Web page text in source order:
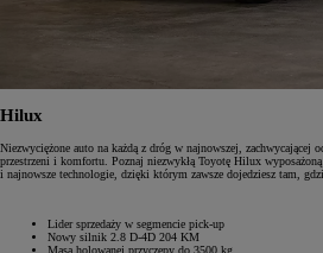
Hilux
Niezwyciężone auto na każdą z dróg w najnowszej, zachwycającej
przestrzeni i komfortu. Poznaj niezwykłą Toyotę Hilux
i najnowsze technologie, dzięki którym zawsze dojedziesz tam,
Lider sprzedaży w segmencie pick-up
Nowy silnik 2.8 D-4D 204 KM
Masa holowanej przyczepy do 3500 kg